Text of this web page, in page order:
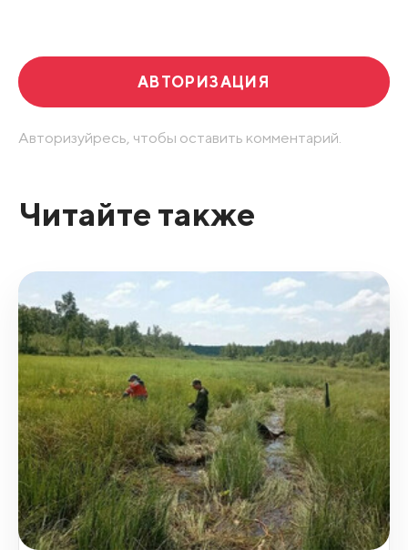
АВТОРИЗАЦИЯ
Авторизуйресь, чтобы оставить комментарий.
Читайте также